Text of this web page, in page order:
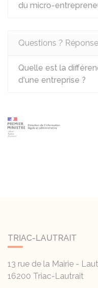
du micro-
Questions ?
Quelle est la
d'une entreprise ?
TRIAC-LAUTRAIT
13 rue de la Mairie -
16200 Triac-Lautrait